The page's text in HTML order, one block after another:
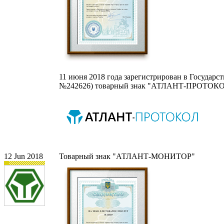
11 июня 2018 года зарегистрирован в
№242626) товарный знак "АТЛАНТ-
12 Jun 2018 Товарный знак "АТЛАНТ-МОНИТОР"